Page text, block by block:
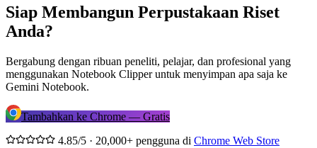
Siap Membangun Perpustakaan Riset
Anda?
Bergabung dengan ribuan peneliti, pelajar, dan profesional yang
menggunakan Notebook Clipper untuk menyimpan apa saja ke
Gemini Notebook.
Tambahkan ke Chrome — Gratis
4.85/5 · 20,000+ pengguna di Chrome Web Store